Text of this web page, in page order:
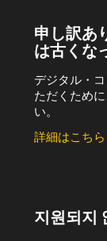
申し訳あ
は古くな
デジタル・
ただくため
い。
詳細はこちら
지원되지